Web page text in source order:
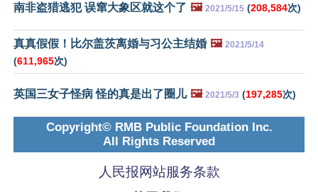
南非盗猎逃犯 误窜大象区就这个了 🖼️ 2021/5/15 (208,584次)
真真假假！比尔盖茨离婚与习公主结婚 🖼️ 2021/5/14
(611,965次)
英国三女子怪病 怪的真是出了圈儿 🖼️ 2021/5/3 (197,285次)
Copyright© RMB Public Foundation Inc.
All Rights Reserved
人民报网站服务条款